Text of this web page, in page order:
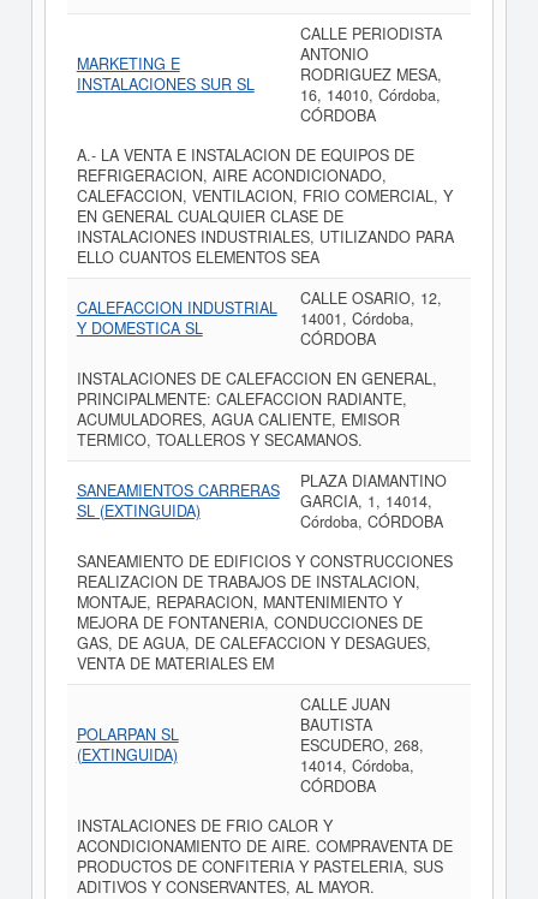
MARKETING E
INSTALACIONES SUR SL
CALLE PERIODISTA
ANTONIO
RODRIGUEZ MESA,
16, 14010, Córdoba,
CÓRDOBA
A.- LA VENTA E INSTALACION DE EQUIPOS DE
REFRIGERACION, AIRE ACONDICIONADO,
CALEFACCION, VENTILACION, FRIO COMERCIAL, Y
EN GENERAL CUALQUIER CLASE DE
INSTALACIONES INDUSTRIALES, UTILIZANDO PARA
ELLO CUANTOS ELEMENTOS SEA
CALEFACCION INDUSTRIAL
Y DOMESTICA SL
CALLE OSARIO, 12,
14001, Córdoba,
CÓRDOBA
INSTALACIONES DE CALEFACCION EN GENERAL,
PRINCIPALMENTE: CALEFACCION RADIANTE,
ACUMULADORES, AGUA CALIENTE, EMISOR
TERMICO, TOALLEROS Y SECAMANOS.
SANEAMIENTOS CARRERAS
SL (EXTINGUIDA)
PLAZA DIAMANTINO
GARCIA, 1, 14014,
Córdoba, CÓRDOBA
SANEAMIENTO DE EDIFICIOS Y CONSTRUCCIONES
REALIZACION DE TRABAJOS DE INSTALACION,
MONTAJE, REPARACION, MANTENIMIENTO Y
MEJORA DE FONTANERIA, CONDUCCIONES DE
GAS, DE AGUA, DE CALEFACCION Y DESAGUES,
VENTA DE MATERIALES EM
POLARPAN SL
(EXTINGUIDA)
CALLE JUAN
BAUTISTA
ESCUDERO, 268,
14014, Córdoba,
CÓRDOBA
INSTALACIONES DE FRIO CALOR Y
ACONDICIONAMIENTO DE AIRE. COMPRAVENTA DE
PRODUCTOS DE CONFITERIA Y PASTELERIA, SUS
ADITIVOS Y CONSERVANTES, AL MAYOR.